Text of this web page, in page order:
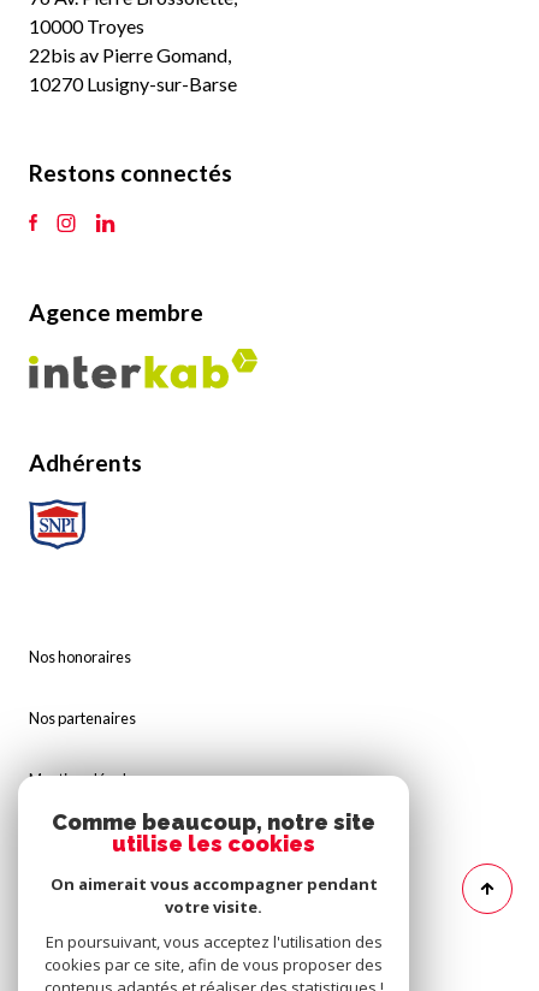
10000 Troyes
22bis av Pierre Gomand,
10270 Lusigny-sur-Barse
Restons connectés
Agence membre
Adhérents
Nos honoraires
Nos partenaires
Mentions légales
Cookies
Comme beaucoup, notre site
utilise les cookies
On aimerait vous accompagner pendant
votre visite.
En poursuivant, vous acceptez l'utilisation des
cookies par ce site, afin de vous proposer des